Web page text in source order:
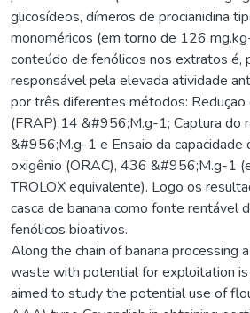
glicosídeos, dímeros de procianidina
monoméricos (em torno de 126
conteúdo de fenólicos nos extratos é,
responsável pela elevada atividade
por três diferentes métodos: Reduçao
(FRAP),14 &#956;M.g-1; Captura do
&#956;M.g-1 e Ensaio da capacidade
oxigênio (ORAC), 436 &#956;M.g-1
TROLOX equivalente). Logo os
casca de banana como fonte rentável
fenólicos bioativos.
Along the chain of banana processing
waste with potential for exploitation
aimed to study the potential use of